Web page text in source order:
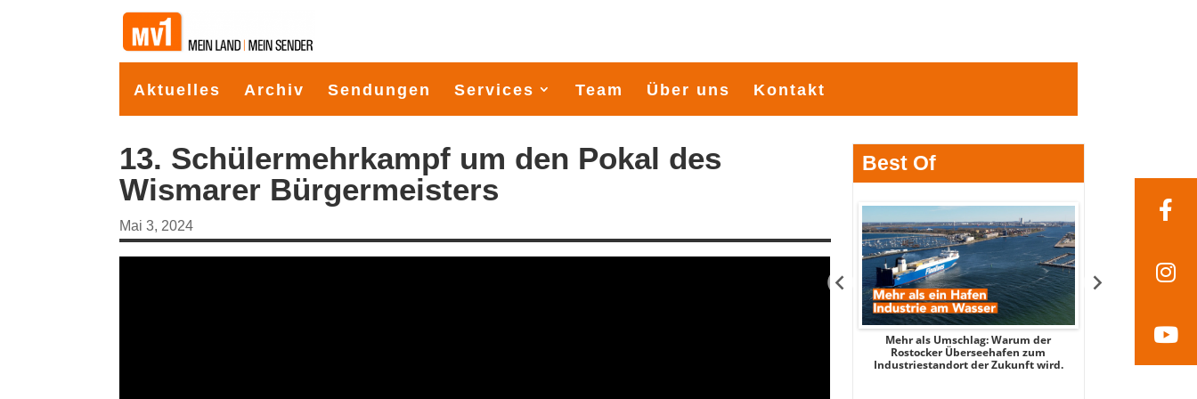
Aktuelles Archiv Sendungen Services Team Über uns Kontakt
13. Schülermehrkampf um den Pokal des
Wismarer Bürgermeisters
Mai 3, 2024
Best Of
Mehr als Umschlag: Warum der
Rostocker Überseehafen zum
Industriestandort der Zukunft wird.
MITTENDRIN –